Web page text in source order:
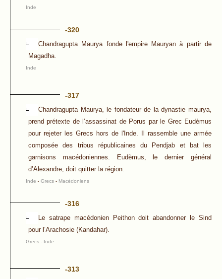
Inde
-320
Chandragupta Maurya fonde l'empire Mauryan à partir de
Magadha.
Inde
-317
Chandragupta Maurya, le fondateur de la dynastie maurya,
prend prétexte de l’assassinat de Porus par le Grec Eudèmus
pour rejeter les Grecs hors de l'Inde. Il rassemble une armée
composée des tribus républicaines du Pendjab et bat les
garnisons macédoniennes. Eudèmus, le dernier général
d’Alexandre, doit quitter la région.
Inde - Grecs - Macédoniens
-316
Le satrape macédonien Peithon doit abandonner le Sind
pour l’Arachosie (Kandahar).
Grecs - Inde
-313